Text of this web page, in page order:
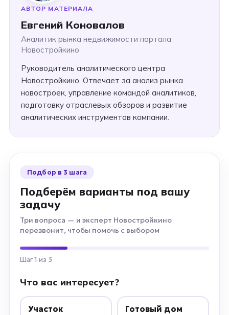
АВТОР МАТЕРИАЛА
Евгений Коновалов
Аналитик рынка недвижимости портала
Новостройкино
Руководитель аналитического центра
Новостройкино. Отвечает за анализ рынка
новостроек, управление командой аналитиков,
подготовку отраслевых обзоров и развитие
аналитических инструментов компании.
Подбор в 3 шага
Подберём варианты под вашу
задачу
Три вопроса — и эксперт Новостройкино
перезвонит, чтобы помочь с выбором
Шаг 1 из 3
Что вас интересует?
Участок Готовый дом